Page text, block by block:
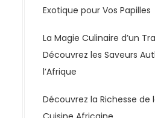
Exotique pour Vos Papilles
La Magie Culinaire d’un
Découvrez les Saveurs
l’Afrique
Découvrez la Richesse de